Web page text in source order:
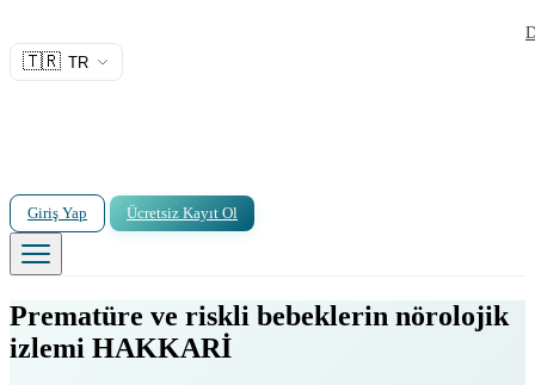
🇹🇷 TR
Giriş Yap Ücretsiz Kayıt Ol
Prematüre ve riskli bebeklerin nörolojik
izlemi HAKKARİ